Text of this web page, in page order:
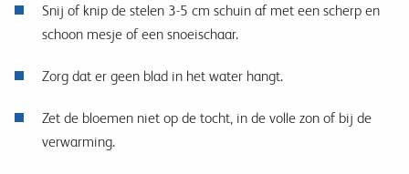
Snij of knip de stelen 3-5 cm schuin af met een scherp en
schoon mesje of een snoeischaar.
Zorg dat er geen blad in het water hangt.
Zet de bloemen niet op de tocht, in de volle zon of bij de
verwarming.